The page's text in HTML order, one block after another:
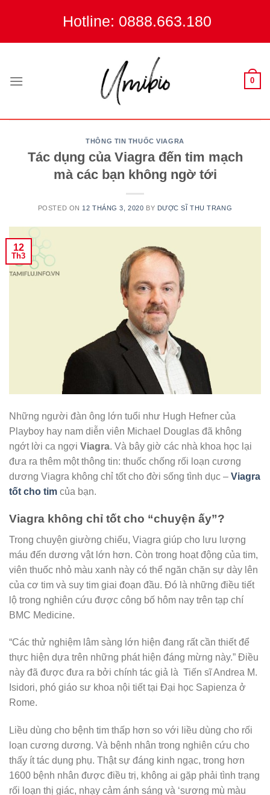
Hotline: 0888.663.180
0
THÔNG TIN THUỐC VIAGRA
Tác dụng của Viagra đến tim mạch
mà các bạn không ngờ tới
POSTED ON 12 THÁNG 3, 2020 BY DƯỢC SĨ THU TRANG
12
Th3
Những người đàn ông lớn tuổi như Hugh Hefner của
Playboy hay nam diễn viên Michael Douglas đã không
ngớt lời ca ngợi Viagra. Và bây giờ các nhà khoa học lại
đưa ra thêm một thông tin: thuốc chống rối loạn cương
dương Viagra không chỉ tốt cho đời sống tình dục – Viagra
tốt cho tim của bạn.
Viagra không chỉ tốt cho “chuyện ấy”?
Trong chuyện giường chiếu, Viagra giúp cho lưu lượng
máu đến dương vật lớn hơn. Còn trong hoạt động của tim,
viên thuốc nhỏ màu xanh này có thể ngăn chặn sự dày lên
của cơ tim và suy tim giai đoạn đầu. Đó là những điều tiết
lộ trong nghiên cứu được công bố hôm nay trên tạp chí
BMC Medicine.
“Các thử nghiệm lâm sàng lớn hiện đang rất cần thiết để
thực hiện dựa trên những phát hiện đáng mừng này.” Điều
này đã được đưa ra bởi chính tác giả là Tiến sĩ Andrea M.
Isidori, phó giáo sư khoa nội tiết tại Đại học Sapienza ở
Rome.
Liều dùng cho bệnh tim thấp hơn so với liều dùng cho rối
loạn cương dương. Và bệnh nhân trong nghiên cứu cho
thấy ít tác dụng phụ. Thật sự đáng kinh ngạc, trong hơn
1600 bệnh nhân được điều trị, không ai gặp phải tình trạng
rối loạn thị giác, nhạy cảm ánh sáng và ‘sương mù màu